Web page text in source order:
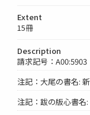
Extent
15冊
Description
請求記号：A00:5903
注記：大尾の書名:
注記：跋の版心書名